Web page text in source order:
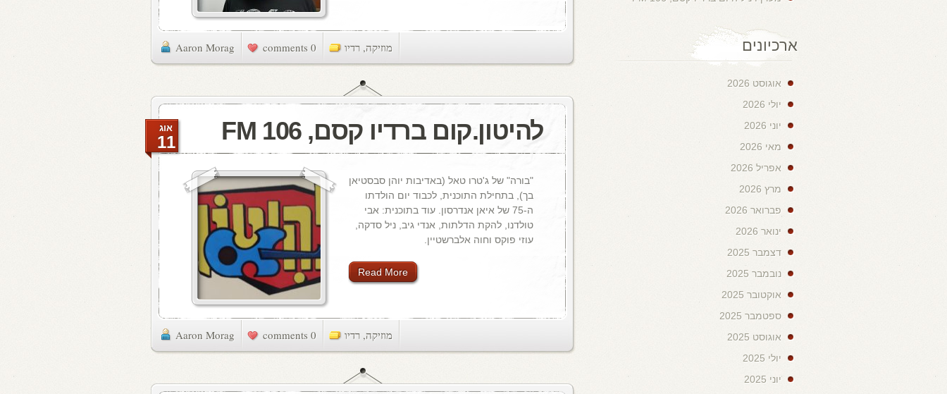
Aaron Morag 0 comments מוזיקה, רדיו
להיטון.קום ברדיו קסם, 106 FM אוג
11
"בורה" של ג'טרו טאל (באדיבות יוהן סבסטיאן
בך), בתחילת התוכנית, לכבוד יום הולדתו
ה-75 של איאן אנדרסון. עוד בתוכנית: אבי
טולדנו, להקת הדלתות, אנדי גיב, ניל סדקה,
עוזי פוקס וחוה אלברשטיין.
Read More
Aaron Morag 0 comments מוזיקה, רדיו
ארכיונים
אוגוסט 2026
יולי 2026
יוני 2026
מאי 2026
אפריל 2026
מרץ 2026
פברואר 2026
ינואר 2026
דצמבר 2025
נובמבר 2025
אוקטובר 2025
ספטמבר 2025
אוגוסט 2025
יולי 2025
יוני 2025